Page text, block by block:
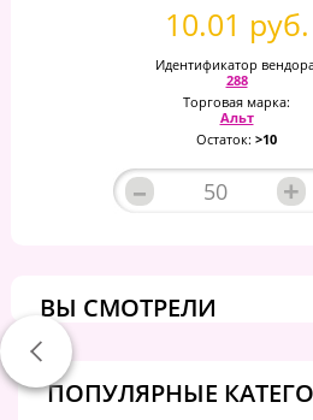
10.01 руб.
Идентификатор
288
Торговая марка:
Альт
Остаток: >10
– +
ВЫ СМОТРЕЛИ
ПОПУЛЯРНЫЕ